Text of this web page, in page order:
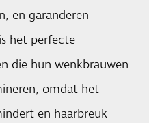
en garanderen
het perfecte
die hun wenkbrauwen
omdat het
en haarbreuk